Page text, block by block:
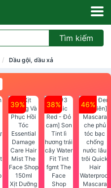
Tìm kiếm
Dầu gội, dầu xả
39%
Xịt Dưỡng
38% 46%